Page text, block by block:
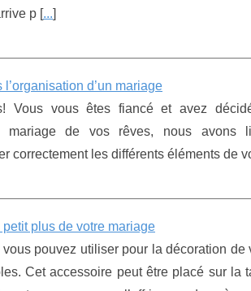
p [...]
d’un mariage
Vous vous êtes fiancé et avez
mariage de vos rêves, nous avons
correctement les différents éléments de
plus de votre mariage
pouvez utiliser pour la décoration
Cet accessoire peut être placé sur la